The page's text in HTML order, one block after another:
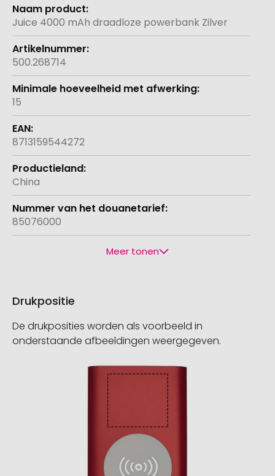
informatie
Juice 4000 mAh draadloze powerbank Zilver
500.268714
15
8713159544272
China
85076000
Meer tonen
Drukpositie
De drukposities worden als voorbeeld in
onderstaande afbeeldingen weergegeven.